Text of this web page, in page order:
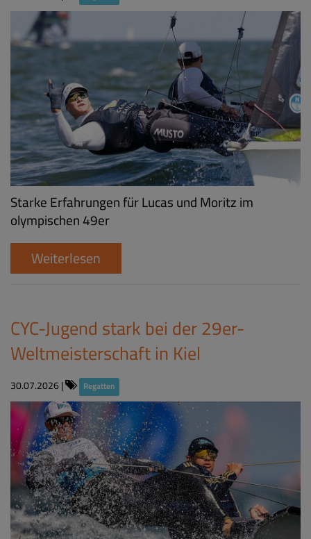
Starke Erfahrungen für Lucas und Moritz im
olympischen 49er
Weiterlesen
CYC-Jugend stark bei der 29er-
Weltmeisterschaft in Kiel
30.07.2026| Regatten